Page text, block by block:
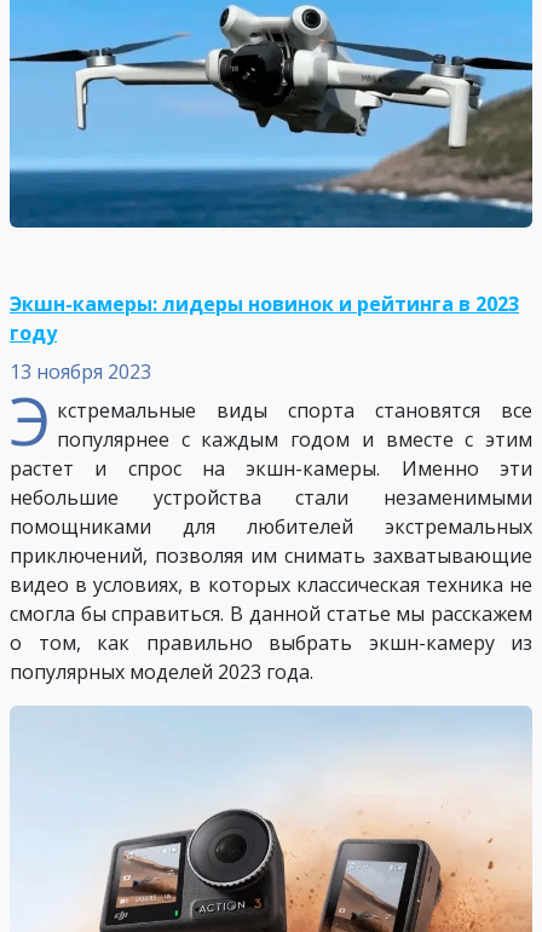
13 ноября 2023
Экшн-камеры: лидеры новинок и рейтинга в 2023
году
Э кстремальные виды спорта становятся все
популярнее с каждым годом и вместе с этим
растет и спрос на экшн-камеры. Именно эти
небольшие устройства стали незаменимыми
помощниками для любителей экстремальных
приключений, позволяя им снимать захватывающие
видео в условиях, в которых классическая техника не
смогла бы справиться. В данной статье мы расскажем
о том, как правильно выбрать экшн-камеру из
популярных моделей 2023 года.